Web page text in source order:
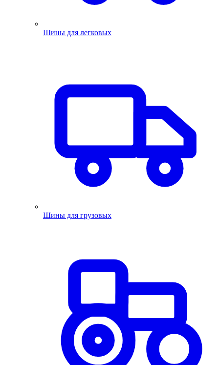
Шины для легковых
Шины для грузовых